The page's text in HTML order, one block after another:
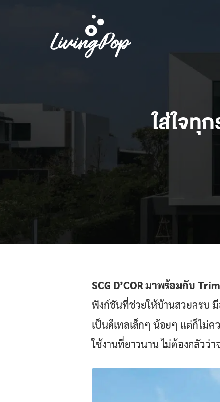
ใส่ใจทุ
SCG D’COR มาพร้อมกับ
ฟังก์ชันที่ช่วยให้บ้านสวยครบ มี
เป็นดีเทลเล็กๆ น้อยๆ แต่ก็ไม่ค
ใช้งานที่ยาวนาน ไม่ต้องกลัว